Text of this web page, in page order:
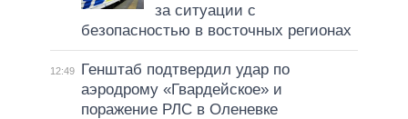
за ситуации с
безопасностью в восточных регионах
12:49
Генштаб подтвердил удар по
аэродрому «Гвардейское» и
поражение РЛС в Оленевке